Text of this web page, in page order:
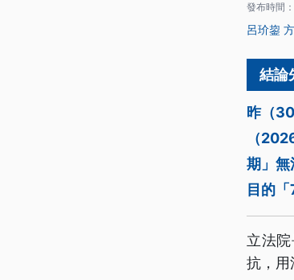
發布時間：
呂玠鋆
昨（
（
期」無
目的
立法
抗，用